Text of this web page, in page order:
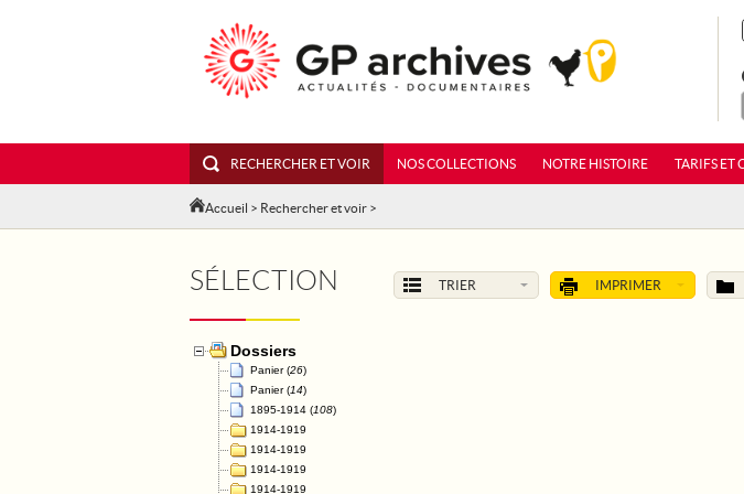
RECHERCHER ET VOIR NOS COLLECTIONS NOTRE HISTOIRE TARIFS ET
Accueil > Rechercher et voir >
SÉLECTION TRIER IMPRIMER